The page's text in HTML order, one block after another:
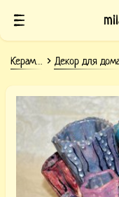
Керамика Декор для
Глиняное
Коралл